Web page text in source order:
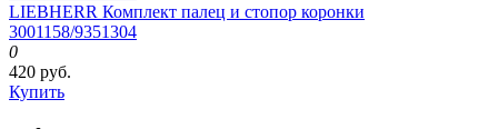
LIEBHERR Комплект палец и стопор коронки
3001158/9351304
0
420 руб.
Купить